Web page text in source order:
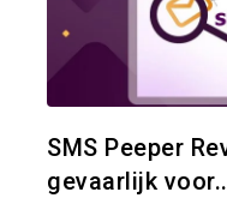
SMS Peeper
gevaarlijk